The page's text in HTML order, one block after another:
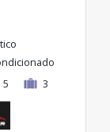
5 3